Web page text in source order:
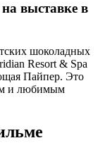
выставке в
шоколадных
Resort & Spa
Пайпер. Это
и любимым